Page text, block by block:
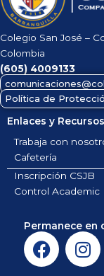
Colegio San José –
Colombia
(605) 4009133
Política de
Enlaces y Recursos
Trabaja con
Cafetería
Inscripción CSJB
Control Academic
Permanece en
F
a
I
n